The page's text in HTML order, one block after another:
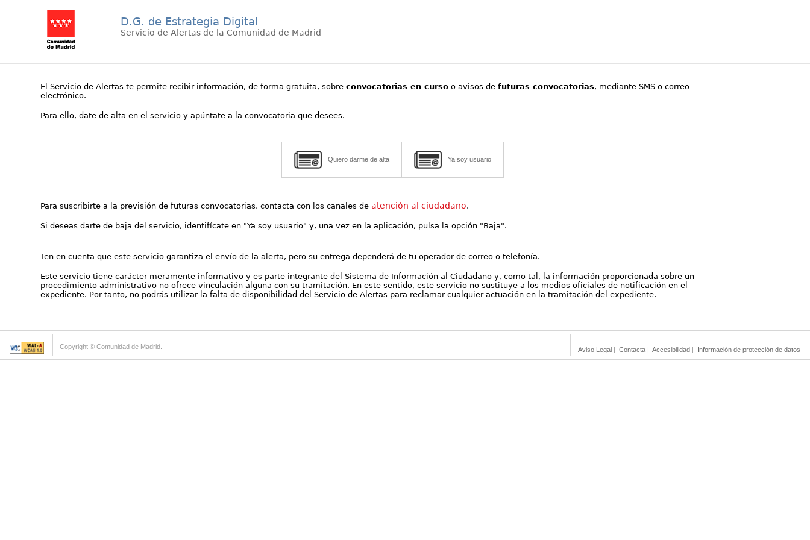
D.G. de Estrategia Digital
Servicio de Alertas de la Comunidad de Madrid
El Servicio de Alertas te permite recibir información, de forma gratuita, sobreconvocatorias en curso o avisos defuturas convocatorias, mediante SMS o correo
electrónico.
Para ello, date de alta en el servicio y apúntate a la convocatoria que desees.
Quiero darme de alta Ya soy usuario
Para suscribirte a la previsión de futuras convocatorias, contacta con los canales deatención al ciudadano.
Si deseas darte de baja del servicio, identifícate en "Ya soy usuario" y, una vez en la aplicación, pulsa la opción "Baja".
Ten en cuenta que este servicio garantiza el envío de la alerta, pero su entrega dependerá de tu operador de correo o telefonía.
Este servicio tiene carácter meramente informativo y es parte integrante del Sistema de Información al Ciudadano y, como tal, la información proporcionada sobre un
procedimiento administrativo no ofrece vinculación alguna con su tramitación. En este sentido, este servicio no sustituye a los medios oficiales de notificación en el
expediente. Por tanto, no podrás utilizar la falta de disponibilidad del Servicio de Alertas para reclamar cualquier actuación en la tramitación del expediente.
Copyright © Comunidad de Madrid. Aviso Legal | Contacta | Accesibilidad | Información de protección de datos